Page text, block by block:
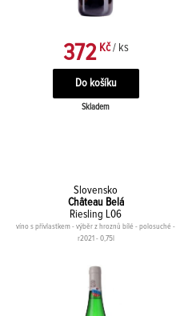
372 Kč / ks
Skladem
Slovensko
Château Belá
Riesling L06
víno s přívlastkem - výběr z hroznů bílé - polosuché -
r2021 - 0,75l